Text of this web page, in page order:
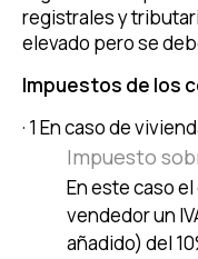
registrales y
elevado pero se
Impuestos de los
· 1 En caso de
Impuesto
En este caso
vendedor un
añadido) del